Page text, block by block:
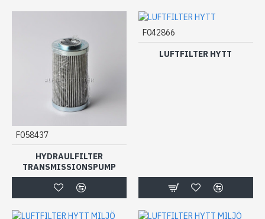
F058437
HYDRAULFILTER
TRANSMISSIONSPUMP
F042866
LUFTFILTER HYTT